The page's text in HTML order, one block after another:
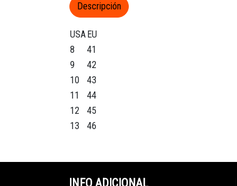
USAEU
8
41
9
42
10
43
11
44
12
45
13
46
Descripción
INFO ADICIONAL